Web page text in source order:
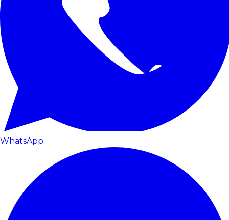
WhatsApp